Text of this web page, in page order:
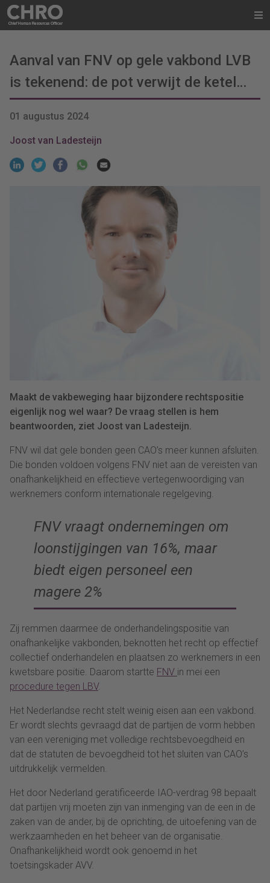
Aanval van FNV op gele vakbond LVB
is tekenend: de pot verwijt de ketel…
01 augustus 2024
Joost van Ladesteijn
Maakt de vakbeweging haar bijzondere rechtspositie
eigenlijk nog wel waar? De vraag stellen is hem
beantwoorden, ziet Joost van Ladesteijn.
FNV wil dat gele bonden geen CAO’s meer kunnen afsluiten.
Die bonden voldoen volgens FNV niet aan de vereisten van
onafhankelijkheid en effectieve vertegenwoordiging van
werknemers conform internationale regelgeving.
FNV vraagt ondernemingen om
loonstijgingen van 16%, maar
biedt eigen personeel een
magere 2%
Zij remmen daarmee de onderhandelingspositie van
onafhankelijke vakbonden, beknotten het recht op effectief
collectief onderhandelen en plaatsen zo werknemers in een
kwetsbare positie. Daarom startte FNV in mei een
procedure tegen LBV.
Het Nederlandse recht stelt weinig eisen aan een vakbond.
Er wordt slechts gevraagd dat de partijen de vorm hebben
van een vereniging met volledige rechtsbevoegdheid en
dat de statuten de bevoegdheid tot het sluiten van CAO’s
uitdrukkelijk vermelden.
Het door Nederland geratificeerde IAO-verdrag 98 bepaalt
dat partijen vrij moeten zijn van inmenging van de een in de
zaken van de ander, bij de oprichting, de uitoefening van de
werkzaamheden en het beheer van de organisatie.
Onafhankelijkheid wordt ook genoemd in het
toetsingskader AVV.